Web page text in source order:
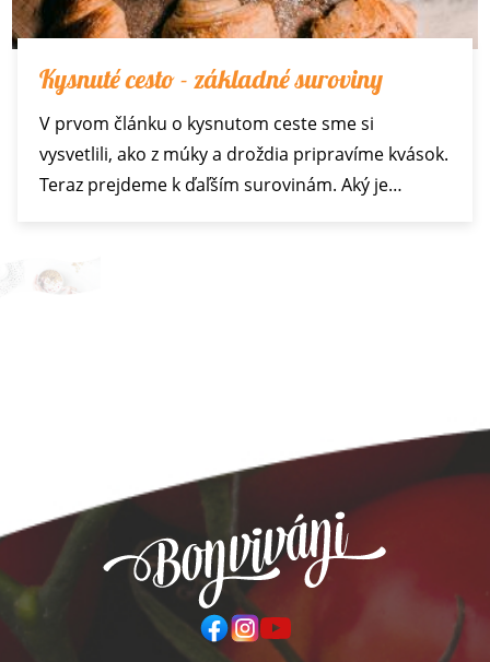
Kysnuté cesto - základné suroviny
V prvom článku o kysnutom ceste sme si
vysvetlili, ako z múky a droždia pripravíme kvások.
Teraz prejdeme k ďaľším surovinám. Aký je…